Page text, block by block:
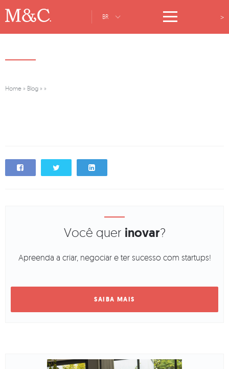
BR >
Home » Blog » »
Você quer inovar?
Apreenda a criar, negociar e ter sucesso com startups!